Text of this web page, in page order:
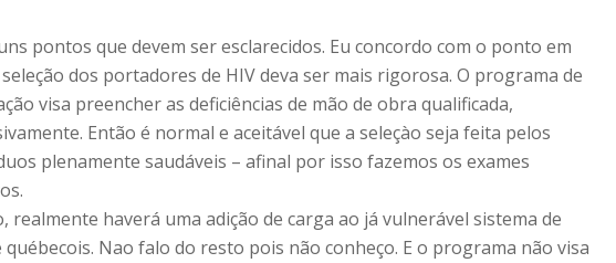
pontos que devem ser esclarecidos. Eu concordo com o ponto em
dos portadores de HIV deva ser mais rigorosa. O programa de
visa preencher as deficiências de mão de obra qualificada,
Então é normal e aceitável que a seleçào seja feita pelos
plenamente saudáveis – afinal por isso fazemos os exames
realmente haverá uma adição de carga ao já vulnerável sistema de
québecois. Nao falo do resto pois não conheço. E o programa não visa